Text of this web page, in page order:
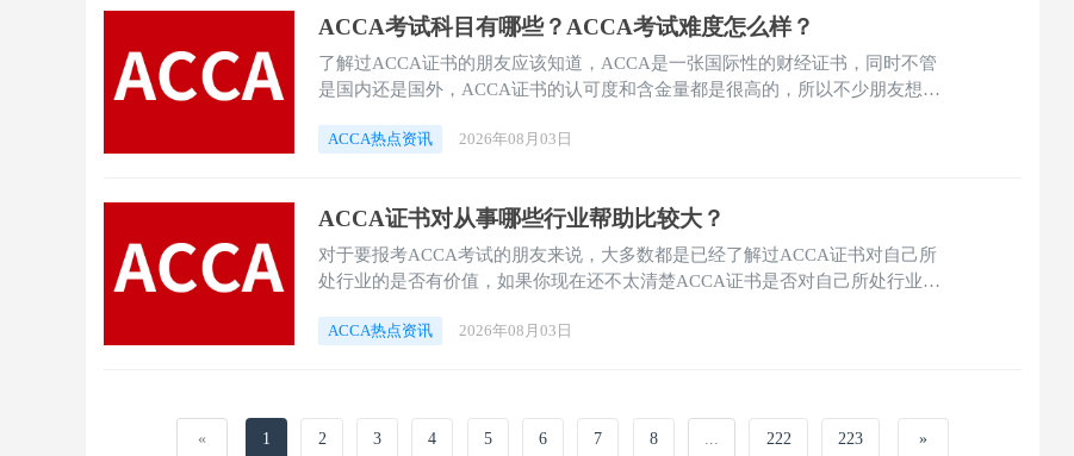
ACCA考试科目有哪些？ACCA考试难度怎么样？
了解过ACCA证书的朋友应该知道，ACCA是一张国际性的财经证书，同时不管
是国内还是国外，ACCA证书的认可度和含金量都是很高的，所以不少朋友想要
来和大家详细的介绍一下。
ACCA热点资讯 2026年08月03日
ACCA证书对从事哪些行业帮助比较大？
对于要报考ACCA考试的朋友来说，大多数都是已经了解过ACCA证书对自己所
处行业的是否有价值，如果你现在还不太清楚ACCA证书是否对自己所处行业的
家可以对照自己的情况来选择考ACCA证书。
ACCA热点资讯 2026年08月03日
« 1 2 3 4 5 6 7 8 ... 222 223 »